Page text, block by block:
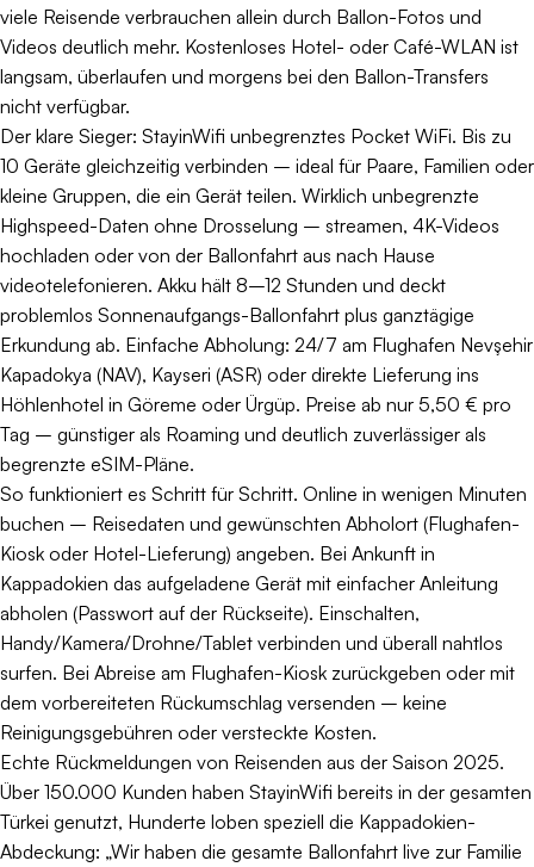
viele Reisende verbrauchen allein durch Ballon-Fotos und
Videos deutlich mehr. Kostenloses Hotel- oder Café-WLAN ist
langsam, überlaufen und morgens bei den Ballon-Transfers
nicht verfügbar.
Der klare Sieger: StayinWifi unbegrenztes Pocket WiFi. Bis zu
10 Geräte gleichzeitig verbinden – ideal für Paare, Familien oder
kleine Gruppen, die ein Gerät teilen. Wirklich unbegrenzte
Highspeed-Daten ohne Drosselung – streamen, 4K-Videos
hochladen oder von der Ballonfahrt aus nach Hause
videotelefonieren. Akku hält 8–12 Stunden und deckt
problemlos Sonnenaufgangs-Ballonfahrt plus ganztägige
Erkundung ab. Einfache Abholung: 24/7 am Flughafen Nevşehir
Kapadokya (NAV), Kayseri (ASR) oder direkte Lieferung ins
Höhlenhotel in Göreme oder Ürgüp. Preise ab nur 5,50 € pro
Tag – günstiger als Roaming und deutlich zuverlässiger als
begrenzte eSIM-Pläne.
So funktioniert es Schritt für Schritt. Online in wenigen Minuten
buchen – Reisedaten und gewünschten Abholort (Flughafen-
Kiosk oder Hotel-Lieferung) angeben. Bei Ankunft in
Kappadokien das aufgeladene Gerät mit einfacher Anleitung
abholen (Passwort auf der Rückseite). Einschalten,
Handy/Kamera/Drohne/Tablet verbinden und überall nahtlos
surfen. Bei Abreise am Flughafen-Kiosk zurückgeben oder mit
dem vorbereiteten Rückumschlag versenden – keine
Reinigungsgebühren oder versteckte Kosten.
Echte Rückmeldungen von Reisenden aus der Saison 2025.
Über 150.000 Kunden haben StayinWifi bereits in der gesamten
Türkei genutzt, Hunderte loben speziell die Kappadokien-
Abdeckung: „Wir haben die gesamte Ballonfahrt live zur Familie